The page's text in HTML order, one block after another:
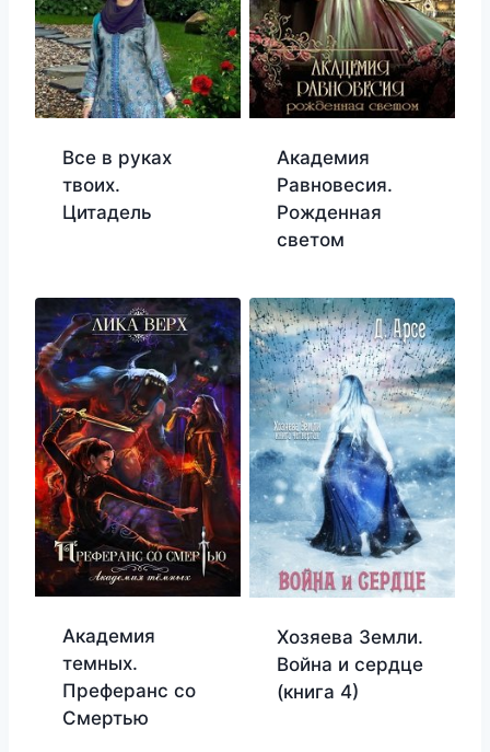
Все в руках
твоих.
Цитадель
Академия
Равновесия.
Рожденная
светом
Академия
темных.
Преферанс со
Смертью
Хозяева Земли.
Война и сердце
(книга 4)